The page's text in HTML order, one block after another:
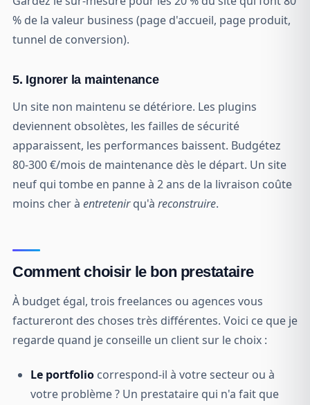
% de la valeur business (page d'accueil, page produit,
tunnel de conversion).
5. Ignorer la maintenance
Un site non maintenu se détériore. Les plugins
deviennent obsolètes, les failles de sécurité
apparaissent, les performances baissent. Budgétez
80-300 €/mois de maintenance dès le départ. Un site
neuf qui tombe en panne à 2 ans de la livraison coûte
moins cher à entretenirqu'à reconstruire.
Comment choisir le bon prestataire
À budget égal, trois freelances ou agences vous
factureront des choses très différentes. Voici ce que je
regarde quand je conseille un client sur le choix :
Le portfolio correspond-il à votre secteur ou à
votre problème ? Un prestataire qui n'a fait que